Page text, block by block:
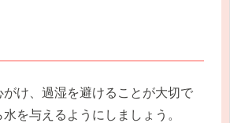
け、過湿を避けることが大切で
を与えるようにしましょう。